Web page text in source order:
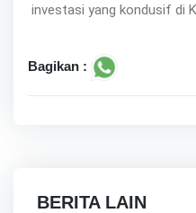
investasi yang kondusif di
Bagikan :
BERITA LAIN